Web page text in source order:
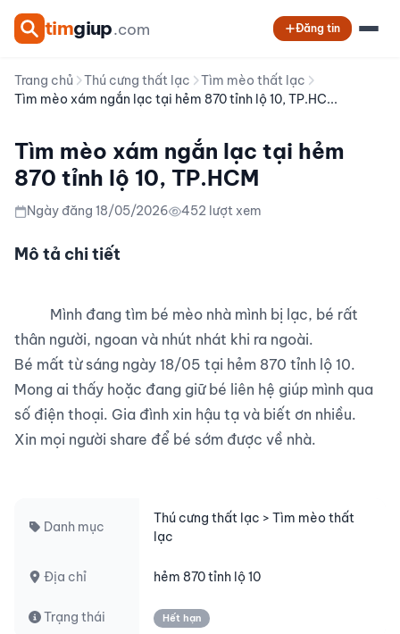
timgiup.com Đăng tin
Trang chủ Thú cưng thất lạc
Tìm mèo thất lạc
Tìm mèo xám ngắn lạc tại hẻm 870 tỉnh lộ 10, TP.HC...
Tìm mèo xám ngắn lạc tại hẻm
870 tỉnh lộ 10, TP.HCM
Ngày đăng 18/05/2026 452 lượt xem
Mô tả chi tiết
thân người, ngoan và nhút nhát khi ra ngoài.
Bé mất từ sáng ngày 18/05 tại hẻm 870 tỉnh lộ 10.
Mong ai thấy hoặc đang giữ bé liên hệ giúp mình qua
số điện thoại. Gia đình xin hậu tạ và biết ơn nhiều.
Xin mọi người share để bé sớm được về nhà.
Danh mục
Thú cưng thất lạc > Tìm mèo thất
lạc
Địa chỉ hẻm 870 tỉnh lộ 10
Trạng thái Hết hạn